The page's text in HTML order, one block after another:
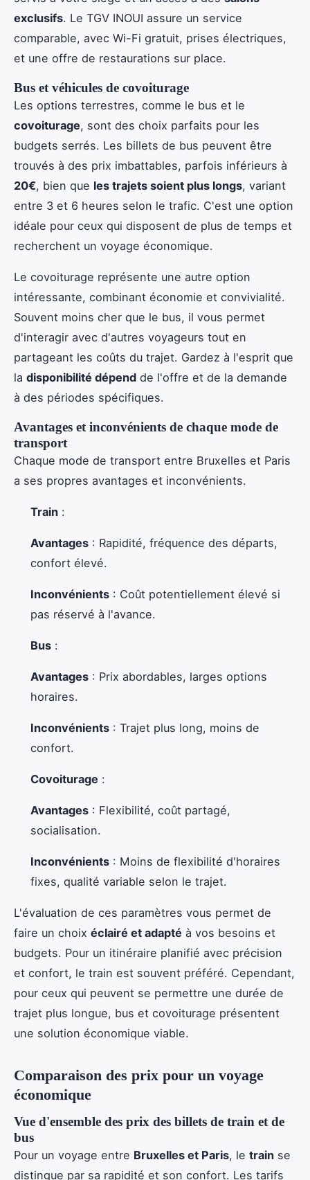
exclusifs. Le TGV INOUI assure un service
comparable, avec Wi-Fi gratuit, prises électriques,
et une offre de restaurations sur place.
Bus et véhicules de covoiturage
Les options terrestres, comme le bus et le
covoiturage, sont des choix parfaits pour les
budgets serrés. Les billets de bus peuvent être
trouvés à des prix imbattables, parfois inférieurs à
20€, bien que les trajets soient plus longs, variant
entre 3 et 6 heures selon le trafic. C'est une option
idéale pour ceux qui disposent de plus de temps et
recherchent un voyage économique.
Le covoiturage représente une autre option
intéressante, combinant économie et convivialité.
Souvent moins cher que le bus, il vous permet
d'interagir avec d'autres voyageurs tout en
partageant les coûts du trajet. Gardez à l'esprit que
la disponibilité dépend de l'offre et de la demande
à des périodes spécifiques.
Avantages et inconvénients de chaque mode de
transport
Chaque mode de transport entre Bruxelles et Paris
a ses propres avantages et inconvénients.
Train :
Avantages : Rapidité, fréquence des départs,
confort élevé.
Inconvénients : Coût potentiellement élevé si
pas réservé à l'avance.
Bus :
Avantages : Prix abordables, larges options
horaires.
Inconvénients : Trajet plus long, moins de
confort.
Covoiturage :
Avantages : Flexibilité, coût partagé,
socialisation.
Inconvénients : Moins de flexibilité d'horaires
fixes, qualité variable selon le trajet.
L'évaluation de ces paramètres vous permet de
faire un choix éclairé et adapté à vos besoins et
budgets. Pour un itinéraire planifié avec précision
et confort, le train est souvent préféré. Cependant,
pour ceux qui peuvent se permettre une durée de
trajet plus longue, bus et covoiturage présentent
une solution économique viable.
Comparaison des prix pour un voyage
économique
Vue d'ensemble des prix des billets de train et de
bus
Pour un voyage entre Bruxelles et Paris, le train se
distingue par sa rapidité et son confort. Les tarifs